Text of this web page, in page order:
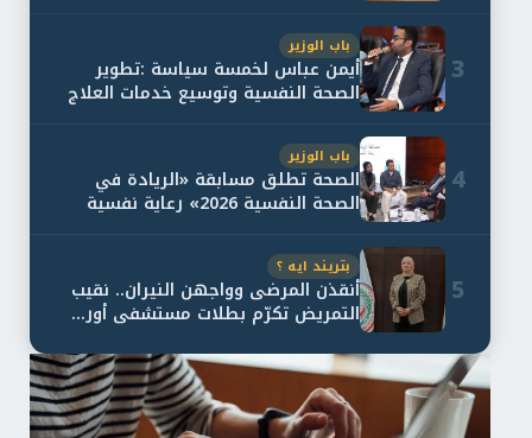
3
باب الوزير
أيمن عباس لخمسة سياسة :تطوير
الصحة النفسية وتوسيع خدمات العلاج
4
باب الوزير
الصحة تطلق مسابقة «الريادة في
الصحة النفسية 2026» رعاية نفسية
5
بتريند ايه ؟
أنقذن المرضى وواجهن النيران.. نقيب
التمريض تكرّم بطلات مستشفى أور...